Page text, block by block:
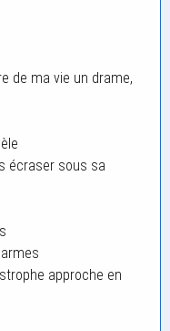
de ma vie un drame,
écraser sous sa
approche en